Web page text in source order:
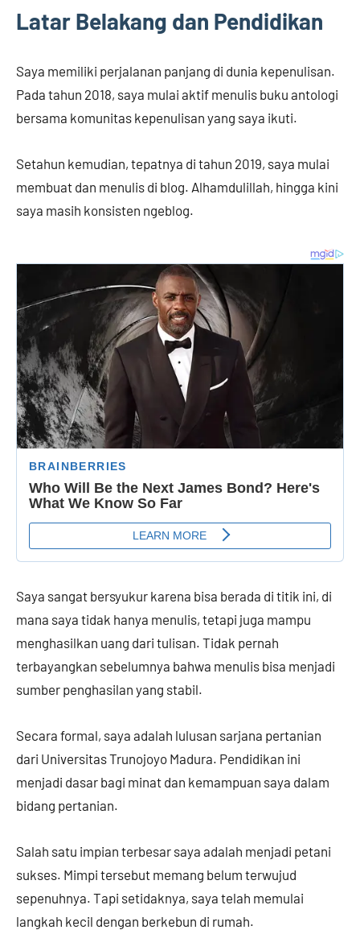
Latar Belakang dan Pendidikan
Saya memiliki perjalanan panjang di dunia kepenulisan.
Pada tahun 2018, saya mulai aktif menulis buku antologi
bersama komunitas kepenulisan yang saya ikuti.
Setahun kemudian, tepatnya di tahun 2019, saya mulai
membuat dan menulis di blog. Alhamdulillah, hingga kini
saya masih konsisten ngeblog.
Saya sangat bersyukur karena bisa berada di titik ini, di
mana saya tidak hanya menulis, tetapi juga mampu
menghasilkan uang dari tulisan. Tidak pernah
terbayangkan sebelumnya bahwa menulis bisa menjadi
sumber penghasilan yang stabil.
Secara formal, saya adalah lulusan sarjana pertanian
dari Universitas Trunojoyo Madura. Pendidikan ini
menjadi dasar bagi minat dan kemampuan saya dalam
bidang pertanian.
Salah satu impian terbesar saya adalah menjadi petani
sukses. Mimpi tersebut memang belum terwujud
sepenuhnya. Tapi setidaknya, saya telah memulai
langkah kecil dengan berkebun di rumah.